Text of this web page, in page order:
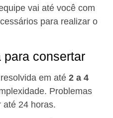
vai até você com
para realizar o
para consertar
em até 2 a 4
Problemas
até 24 horas.